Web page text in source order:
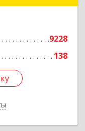
9228
138